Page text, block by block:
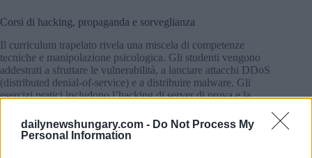
dailynewshungary.com - Do Not Process My
Personal Information
Corsi di hacking, propaganda e sorveglianza
Il curriculum trapelato rivela una miscela di competenze
tecniche e manipolazione psicologica. Gli studenti vengono
addestrati a sfruttare le vulnerabilità, a lanciare attacchi DDoS
(distributed denial-of-service) e a distribuire malware. Gli
esercizi pratici includono l’hacking di server di prova e la
In modo ancora più sorprendente, il programma incorpora